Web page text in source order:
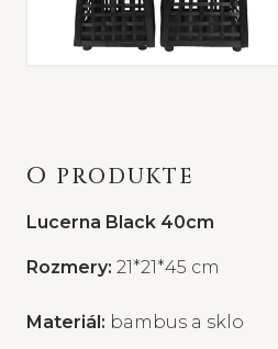
O PRODUKTE
Lucerna Black 40cm
Rozmery: 21*21*45 cm
Materiál: bambus a sklo